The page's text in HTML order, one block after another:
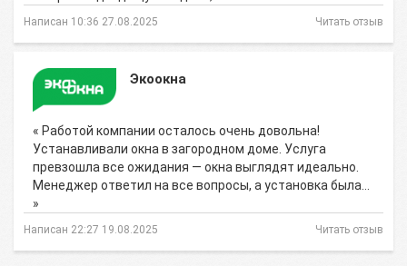
Написан 10:36 27.08.2025 Читать отзыв
Экоокна
« Работой компании осталось очень довольна!
Устанавливали окна в загородном доме. Услуга
превзошла все ожидания — окна выглядят идеально.
Менеджер ответил на все вопросы, а установка была…
»
Написан 22:27 19.08.2025 Читать отзыв